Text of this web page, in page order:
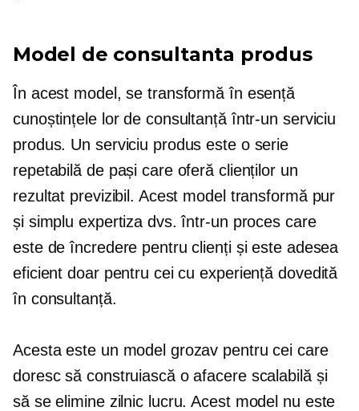
Model de consultanta produs
În acest model, se transformă în esență
cunoștințele lor de consultanță într-un serviciu
produs. Un serviciu produs este o serie
repetabilă de pași care oferă clienților un
rezultat previzibil. Acest model transformă pur
și simplu expertiza dvs. într-un proces care
este de încredere pentru clienți și este adesea
eficient doar pentru cei cu experiență dovedită
în consultanță.
Acesta este un model grozav pentru cei care
doresc să construiască o afacere scalabilă și
să se elimine zilnic lucru. Acest model nu este